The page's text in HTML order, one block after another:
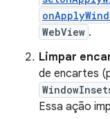
WebView .
Limpar
de encartes
Essa ação